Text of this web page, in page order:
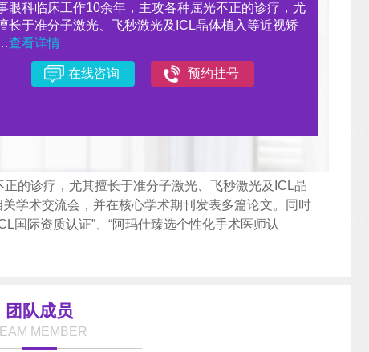
眼科临床工作10余年，主攻各种屈光不正的诊疗，尤
长于准分子激光、飞秒激光及ICL晶体植入等近视矫
查看详情
在线咨询 预约挂号
的诊疗，尤其擅长于准分子激光、飞秒激光及ICL晶
学术交流会，并在核心学术期刊发表多篇论文。同时
国际资质认证”、“阿玛仕臻选个性化手术医师认
团队成员
MEMBER